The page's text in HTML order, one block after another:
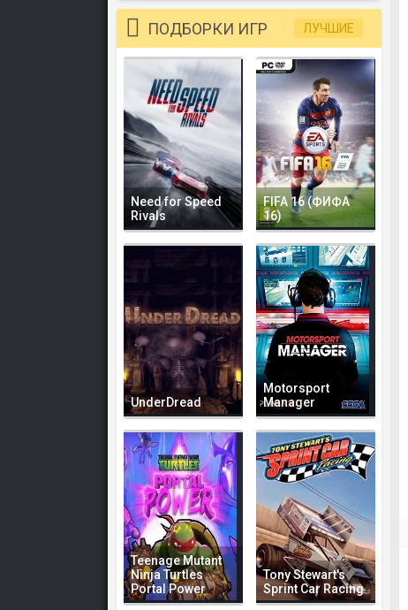
ПОДБОРКИ ИГР ЛУЧШИЕ
Need for Speed
Rivals
FIFA 16 (ФИФА
16)
UnderDread
Motorsport
Manager
Teenage Mutant
Ninja Turtles
Portal Power
Tony Stewart's
Sprint Car Racing